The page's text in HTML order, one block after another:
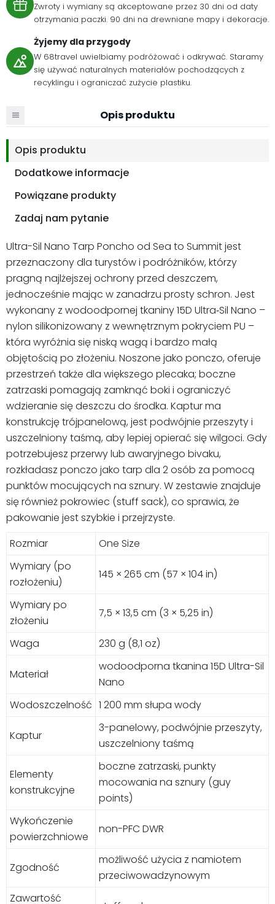
Zwroty i wymiany są akceptowane przez 30 dni od daty
otrzymania paczki. 90 dni na drewniane mapy i dekoracje.
Żyjemy dla przygody
W 68travel uwielbiamy podróżować i odkrywać. Staramy
się używać naturalnych materiałów pochodzących z
recyklingu i ograniczać zużycie plastiku.
Opis produktu
Opis produktu
Dodatkowe informacje
Powiązane produkty
Zadaj nam pytanie
Ultra-Sil Nano Tarp Poncho od Sea to Summit jest
przeznaczony dla turystów i podróżników, którzy
pragną najlżejszej ochrony przed deszczem,
jednocześnie mając w zanadrzu prosty schron. Jest
wykonany z wodoodpornej tkaniny 15D Ultra‑Sil Nano –
nylon silikonizowany z wewnętrznym pokryciem PU –
która wyróżnia się niską wagą i bardzo małą
objętością po złożeniu. Noszone jako ponczo, oferuje
przestrzeń także dla większego plecaka; boczne
zatrzaski pomagają zamknąć boki i ograniczyć
wdzieranie się deszczu do środka. Kaptur ma
konstrukcję trójpanelową, jest podwójnie przeszyty i
uszczelniony taśmą, aby lepiej opierać się wilgoci. Gdy
potrzebujesz przerwy lub awaryjnego bivaku,
rozkładasz ponczo jako tarp dla 2 osób za pomocą
punktów mocujących na sznury. W zestawie znajduje
się również pokrowiec (stuff sack), co sprawia, że
pakowanie jest szybkie i przejrzyste.
Rozmiar
One Size
Wymiary (po
rozłożeniu)
145 × 265 cm (57 × 104 in)
Wymiary po
złożeniu
7,5 × 13,5 cm (3 × 5,25 in)
Waga 230 g (8,1 oz)
Materiał
wodoodporna tkanina 15D Ultra-Sil
Nano
Wodoszczelność 1 200 mm słupa wody
Kaptur
3-panelowy, podwójnie przeszyty,
uszczelniony taśmą
Elementy
konstrukcyjne
boczne zatrzaski, punkty
mocowania na sznury (guy
points)
Wykończenie
powierzchniowe
non-PFC DWR
Zgodność
możliwość użycia z namiotem
przeciwowadzynowym
Zawartość